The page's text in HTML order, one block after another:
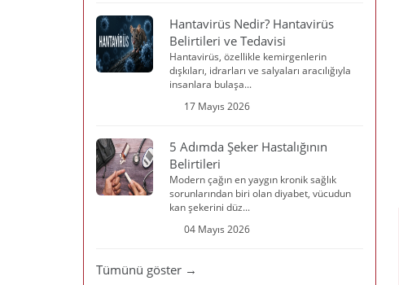
Hantavirüs Nedir? Hantavirüs
Belirtileri ve Tedavisi
Hantavirüs, özellikle kemirgenlerin
dışkıları, idrarları ve salyaları aracılığıyla
insanlara bulaşa...
17 Mayıs 2026
5 Adımda Şeker Hastalığının
Belirtileri
Modern çağın en yaygın kronik sağlık
sorunlarından biri olan diyabet, vücudun
kan şekerini düz...
04 Mayıs 2026
Tümünü göster →